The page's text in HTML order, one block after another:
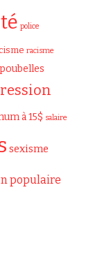
police
racisme
à 15$ salaire
sexisme
populaire